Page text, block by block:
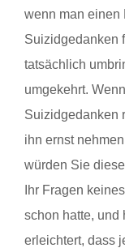
wenn man einen
Suizidgedanken
tatsächlich
umgekehrt.
Suizidgedanken
ihn ernst
würden Sie
Ihr Fragen
schon hatte, und
erleichtert, dass